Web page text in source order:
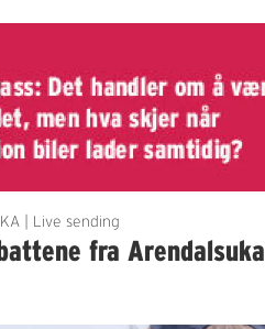
| Live sending
fra Arendalsuka